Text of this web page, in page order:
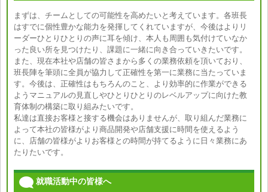
まずは、チームとしての可能性を高めたいと考えています。各班長
はすでに個性豊かな能力を発揮してくれていますが、今後はよりリ
ーダーひとりひとりの声に耳を傾け、本人も周囲も気付けていなか
った良い所を見つけたり、課題に一緒に向き合っていきたいです。
また、現在本社や店舗の皆さまから多くの業務依頼を頂いており、
班長陣を筆頭に全員が協力して正確性を第一に業務に当たっていま
す。今後は、正確性はもちろんのこと、より効率的に作業ができる
ようマニュアルの見直しやひとりひとりのレベルアップに向けた教
育体制の構築に取り組みたいです。
私達は直接お客様と接する機会はありませんが、取り組んだ業務に
よって本社の皆様がより商品開発や店舗支援に時間を使えるよう
に、店舗の皆様がよりお客様との時間が持てるように日々業務にあ
たりたいです。
就職活動中の皆様へ